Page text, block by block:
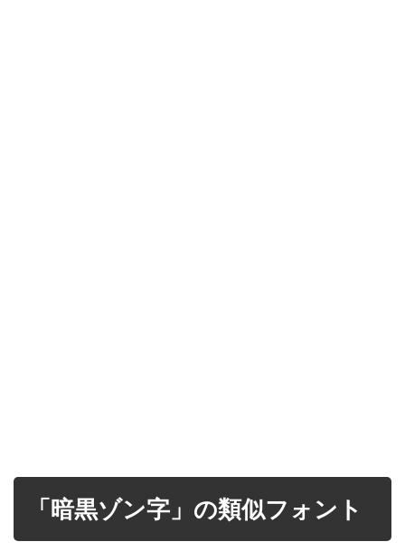
「暗黒ゾン字」の類似フォント